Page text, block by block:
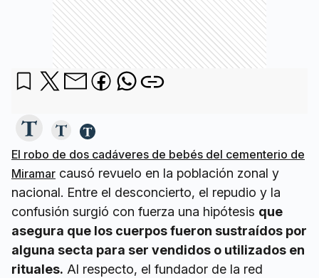
El robo de dos cadáveres de bebés del cementerio de
Miramar causó revuelo en la población zonal y
nacional. Entre el desconcierto, el repudio y la
confusión surgió con fuerza una hipótesis que
asegura que los cuerpos fueron sustraídos por
alguna secta para ser vendidos o utilizados en
rituales. Al respecto, el fundador de la red